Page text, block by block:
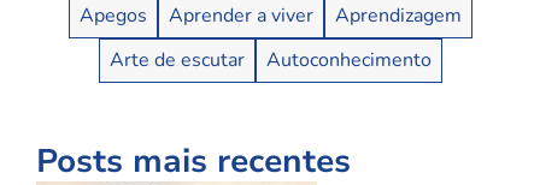
Apegos
Aprender a viver
Aprendizagem
Arte de escutar
Autoconhecimento
Posts mais recentes